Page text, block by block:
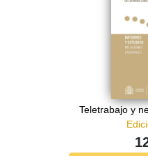
Teletrabajo y